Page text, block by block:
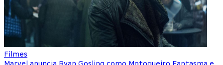
Filmes